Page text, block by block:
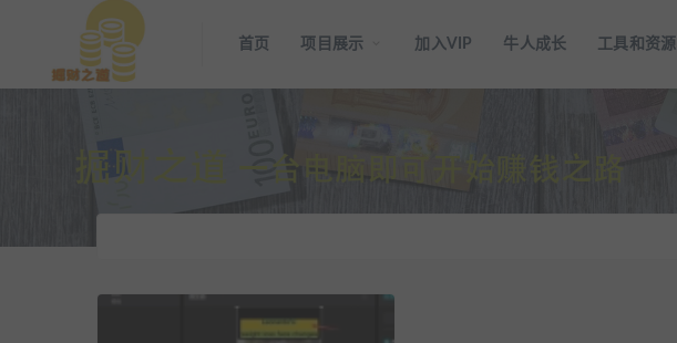
首页 项目展示 加入VIP 牛人成长 工具和资源